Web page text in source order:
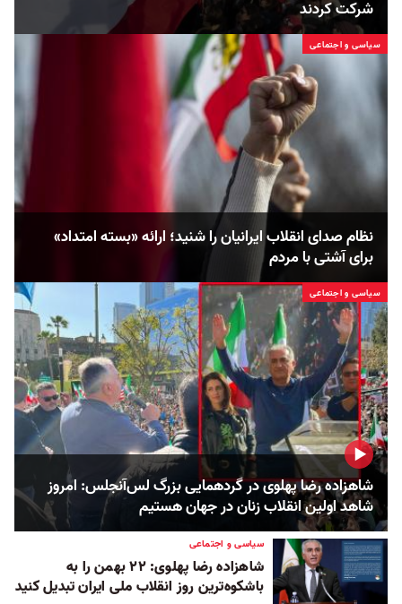
شرکت کردند
سیاسی و اجتماعی
نظام صدای انقلاب ایرانیان را شنید؛ ارائه «بسته امتداد»
برای آشتی با مردم
سیاسی و اجتماعی
شاهزاده رضا پهلوی در گردهمایی بزرگ لس‌آنجلس: امروز
شاهد اولین انقلاب زنان در جهان هستیم
سیاسی و اجتماعی
شاهزاده رضا پهلوی: ۲۲ بهمن را به
باشکوه‌ترین روز انقلاب ملی ایران تبدیل کنید